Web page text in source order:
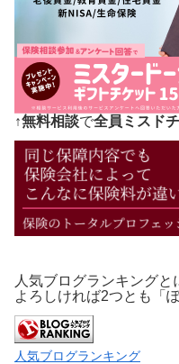
↑無料相談で全員ミスド
人気ブログランキングと
よろしければ2つとも「
人気ブログランキング